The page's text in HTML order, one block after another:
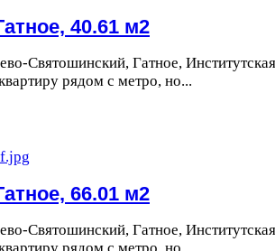
40.61 м2
Святошинский, Гатное,
рядом с метро, но...
66.01 м2
Святошинский, Гатное,